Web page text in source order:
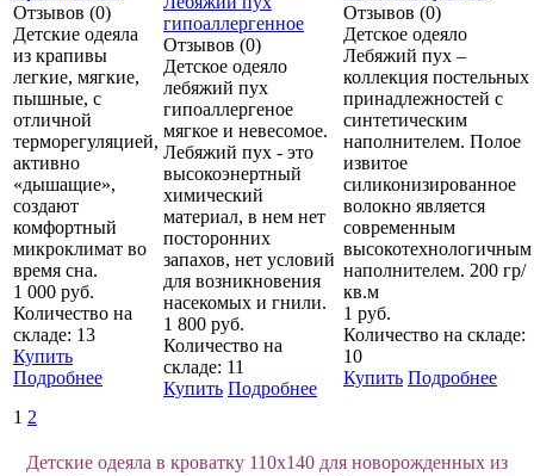
Отзывов (0)
Детские одеяла
из крапивы
легкие, мягкие,
пышные, с
отличной
терморегуляцией,
активно
«дышащие»,
создают
комфортный
микроклимат во
время сна.
1 000 руб.
Количество на
складе: 13
Купить
Подробнее
Отзывов (0)
Детское одеяло
лебяжий пух
гипоаллергеное
мягкое и невесомое.
Лебяжий пух - это
высокоэнертный
химический
материал, в нем нет
посторонних
запахов, нет условий
для возникновения
насекомых и гнили.
1 800 руб.
Количество на
складе: 11
Купить Подробнее
Отзывов (0)
Детское одеяло
Лебяжий пух –
коллекция постельных
принадлежностей с
синтетическим
наполнителем. Полое
извитое
силиконизированное
волокно является
современным
высокотехнологичным
наполнителем. 200 гр/
кв.м
1 руб.
Количество на складе:
10
Купить Подробнее
1 2
Детские одеяла в кроватку 110х140 для новорожденных из